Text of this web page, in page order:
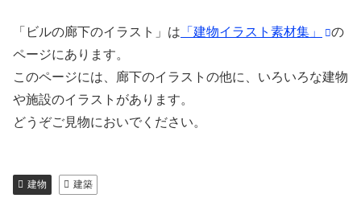
「ビルの廊下のイラスト」は 「建物イラスト素材集」
の
ページにあります。
このページには、廊下のイラストの他に、いろいろな建物
や施設のイラストがあります。
どうぞご見物においでください。
建物 建築